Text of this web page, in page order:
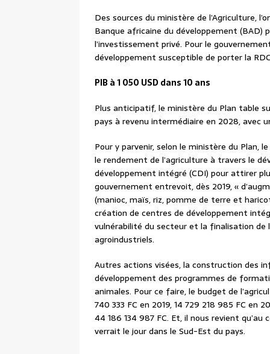
Des sources du ministère de l’Agriculture,
Banque africaine du développement (BAD)
l’investissement privé. Pour le
développement susceptible de porter la
PIB à 1 050 USD dans 10 ans
Plus anticipatif, le ministère du Plan table
pays à revenu intermédiaire en 2028, avec
Pour y parvenir, selon le ministère du Plan,
le rendement de l’agriculture à travers le
développement intégré (CDI) pour attirer
gouvernement entrevoit, dès 2019, «
(manioc, maïs, riz, pomme de terre et
création de centres de développement
vulnérabilité du secteur et la finalisation
agroindustriels.
Autres actions visées, la construction des
développement des programmes de
animales. Pour ce faire, le budget de
740 333 FC en 2019, 14 729 218 985 FC
44 186 134 987 FC. Et, il nous revient
verrait le jour dans le Sud-Est du pays.